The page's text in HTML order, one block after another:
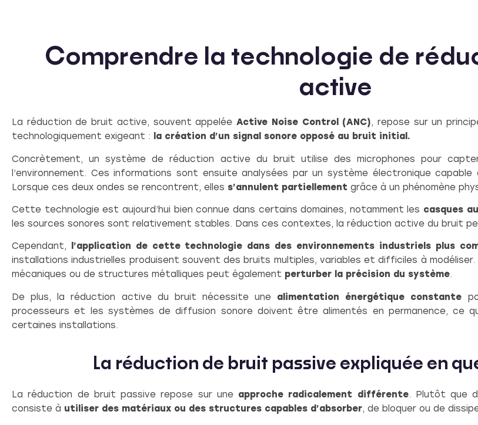
Comprendre la technologie de
active
La réduction de bruit active, souvent appeléeActive Noise Control (ANC), repose sur un
technologiquement exigeant :
la création d’un signal sonore opposé au bruit initial.
Concrètement, un système de réduction active du bruit utilise des microphones pour
l’environnement. Ces informations sont ensuite analysées par un système électronique capable
Lorsque ces deux ondes se rencontrent, elles s’annulent partiellement grâce à un phénomène
Cette technologie est aujourd’hui bien connue dans certains domaines, notamment les casques
les sources sonores sont relativement stables. Dans ces contextes, la réduction active du bruit
Cependant, l’application de cette technologie dans des environnements industriels plus
installations industrielles produisent souvent des bruits multiples, variables et difficiles à modéliser.
mécaniques ou de structures métalliques peut également perturber la précision du système.
De plus, la réduction active du bruit nécessite une alimentation énergétique constante
processeurs et les systèmes de diffusion sonore doivent être alimentés en permanence, ce
certaines installations.
La réduction de bruit passive expliquée en
La réduction de bruit passive repose sur une approche radicalement différente. Plutôt que
consiste à utiliser des matériaux ou des structures capables d’absorber, de bloquer ou de